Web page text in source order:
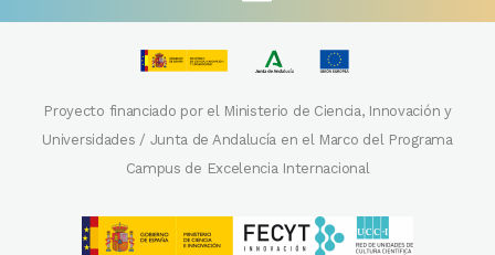
Proyecto financiado por el Ministerio de Ciencia, Innovación y
Universidades / Junta de Andalucía en el Marco del Programa
Campus de Excelencia Internacional